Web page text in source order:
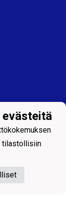
evästeitä
tilastollisiin